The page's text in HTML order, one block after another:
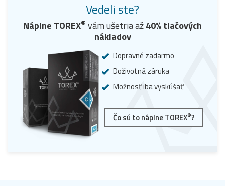
Vedeli ste?
Náplne TOREX® vám ušetria až40% tlačových
nákladov
Dopravné zadarmo
Doživotná záruka
Možnosť iba vyskúšať
Čo sú to náplne TOREX®?